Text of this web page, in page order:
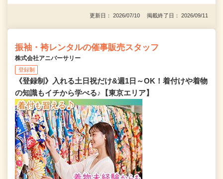
更新日： 2026/07/10 掲載終了日： 2026/09/11
振袖・袴レンタルの催事販売スタッフ
株式会社アニバーサリー
登録制
《登録制》入れる土日祝だけ&週1日～OK！着付けや着物
の知識もイチから学べる♪【東京エリア】